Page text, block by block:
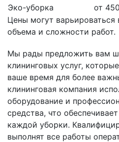
Эко-уборка
от
Цены могут варьироваться
объема и сложности работ.
Мы рады предложить вам
клининговых услуг,
ваше время для более
клининговая компания
оборудование и
средства, что
каждой уборки.
выполнят все работы